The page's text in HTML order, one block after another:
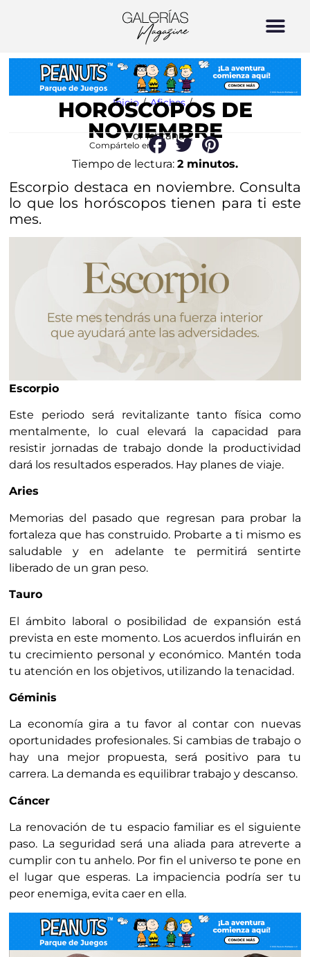
Inicio / Afiches /
HORÓSCOPOS DE
NOVIEMBRE
Por Ishtana
Compártelo en:
Tiempo de lectura: 2 minutos.
Escorpio destaca en noviembre. Consulta
lo que los horóscopos tienen para ti este
mes.
Escorpio
Este periodo será revitalizante tanto física como
mentalmente, lo cual elevará la capacidad para
resistir jornadas de trabajo donde la productividad
dará los resultados esperados. Hay planes de viaje.
Aries
Memorias del pasado que regresan para probar la
fortaleza que has construido. Probarte a ti mismo es
saludable y en adelante te permitirá sentirte
liberado de un gran peso.
Tauro
El ámbito laboral o posibilidad de expansión está
prevista en este momento. Los acuerdos influirán en
tu crecimiento personal y económico. Mantén toda
tu atención en los objetivos, utilizando la tenacidad.
Géminis
La economía gira a tu favor al contar con nuevas
oportunidades profesionales. Si cambias de trabajo o
hay una mejor propuesta, será positivo para tu
carrera. La demanda es equilibrar trabajo y descanso.
Cáncer
La renovación de tu espacio familiar es el siguiente
paso. La seguridad será una aliada para atreverte a
cumplir con tu anhelo. Por fin el universo te pone en
el lugar que esperas. La impaciencia podría ser tu
peor enemiga, evita caer en ella.